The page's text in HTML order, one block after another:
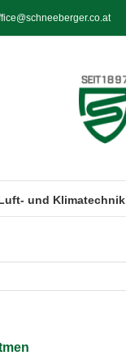
und Klimatechnik